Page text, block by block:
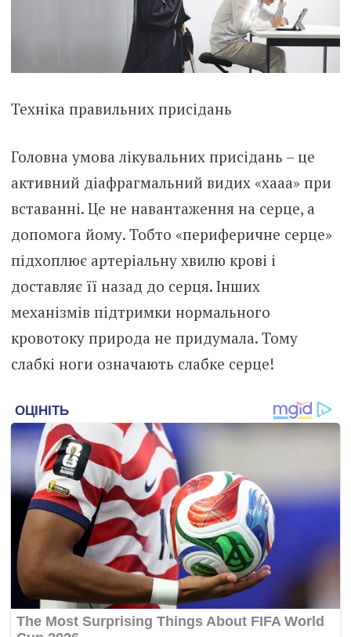
Техніка правильних присідань
Головна умова лікувальних присідань – це
активний діафрагмальний видих «хааа» при
вставанні. Це не навантаження на серце, а
допомога йому. Тобто «периферичне серце»
підхоплює артеріальну хвилю крові і
доставляє її назад до серця. Інших
механізмів підтримки нормального
кровотоку природа не придумала. Тому
слабкі ноги означають слабке серце!